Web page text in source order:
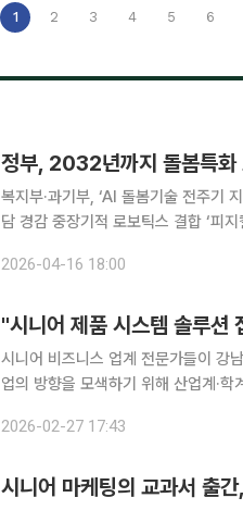
1 2 3 4 5 6
정부, 2032년까지 돌봄특화
복지부·과기부, ‘AI 돌봄기술 전주기
담 경감 중장기적 로보틱스 결합 ‘피지컬 AI’ 개발 추진 정부가
특화 피지컬 인공지능(AI) 및 로보틱스
2026-04-16 18:00
"시니어 제품 시스템 솔루션
시니어 비즈니스 업계 전문가들이 강
업의 방향을 모색하기 위해 산업계·학계·
씨와 강남대학교 시니어비즈니스학
2026-02-27 17:43
시니어 마케팅의 교과서 출